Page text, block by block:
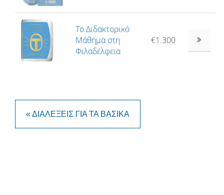
Το Διδακτορικό
Μάθημα στη
Φιλαδέλφεια
€1.300
« ΔΙΑΛΈΞΕΙΣ ΓΙΑ ΤΑ ΒΑΣΙΚΆ